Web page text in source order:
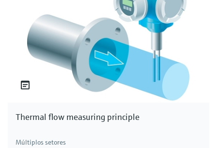
Thermal flow measuring principle
Múltiplos setores